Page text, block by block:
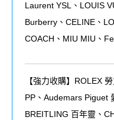
Laurent YSL、LOUIS
Burberry、CELINE、
COACH、MIU MIU、
【強力收購】ROLEX 勞
PP 、 Audemars Piguet
BREITLING 百年靈、